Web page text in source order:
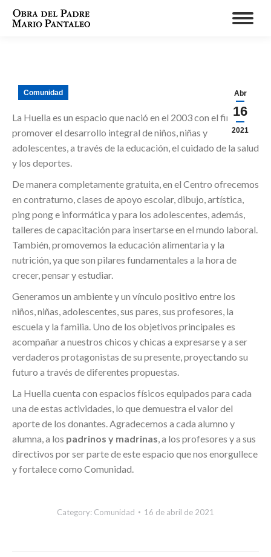
Abr
16
2021
Comunidad
La Huella es un espacio que nació en el 2003 con el fin de
promover el desarrollo integral de niños, niñas y
adolescentes, a través de la educación, el cuidado de la salud
y los deportes.
De manera completamente gratuita, en el Centro ofrecemos
en contraturno, clases de apoyo escolar, dibujo, artística,
ping pong e informática y para los adolescentes, además,
talleres de capacitación para insertarse en el mundo laboral.
También, promovemos la educación alimentaria y la
nutrición, ya que son pilares fundamentales a la hora de
crecer, pensar y estudiar.
Generamos un ambiente y un vínculo positivo entre los
niños, niñas, adolescentes, sus pares, sus profesores, la
escuela y la familia. Uno de los objetivos principales es
acompañar a nuestros chicos y chicas a expresarse y a ser
verdaderos protagonistas de su presente, proyectando su
futuro a través de diferentes propuestas.
La Huella cuenta con espacios físicos equipados para cada
una de estas actividades, lo que demuestra el valor del
aporte de los donantes. Agradecemos a cada alumno y
alumna, a los padrinos y madrinas, a los profesores y a sus
directivos por ser parte de este espacio que nos enorgullece
y fortalece como Comunidad.
Category: Comunidad 16 de abril de 2021